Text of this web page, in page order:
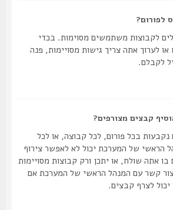
משתמשים מסוימות. בכדי
אתה צריך גישות מסויימות, פנה
קבצים מצורפים?
בכל פורום, לכל קבוצה, או לכל
של המערכת יכול לא לאפשר צירוף
שולח, או יתכן ורק קבוצות מסויימות
קשר עם המנהל הראשי של המערכת אם
לצרף קבצים.